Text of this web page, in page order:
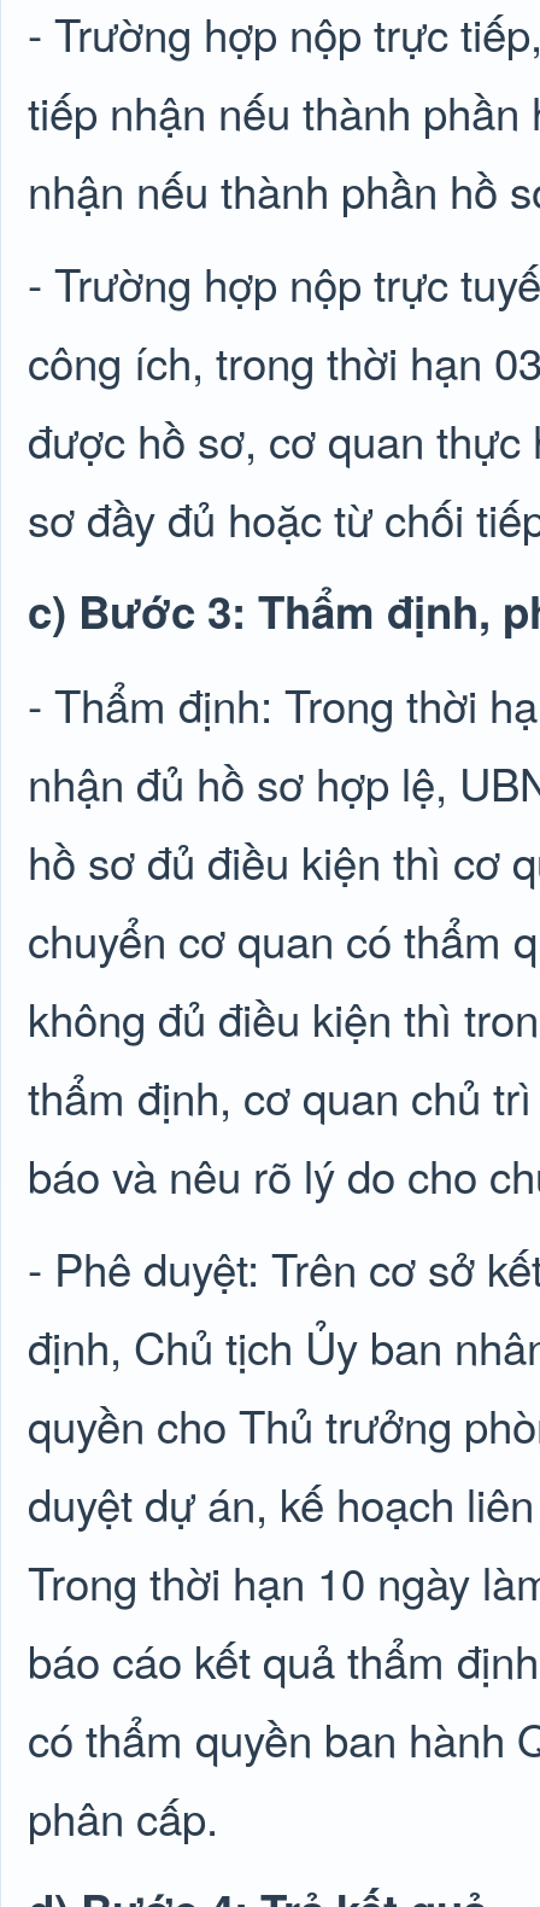
- Trường hợp nộp trực
tiếp nhận nếu thành
nhận nếu thành phần hồ
- Trường hợp nộp trực
công ích, trong thời hạn
được hồ sơ, cơ quan
sơ đầy đủ hoặc từ chối
c) Bước 3: Thẩm định,
- Thẩm định: Trong thời
nhận đủ hồ sơ hợp lệ,
hồ sơ đủ điều kiện thì cơ
chuyển cơ quan có thẩm
không đủ điều kiện thì
thẩm định, cơ quan chủ
báo và nêu rõ lý do cho
- Phê duyệt: Trên cơ sở
định, Chủ tịch Ủy ban
quyền cho Thủ trưởng
duyệt dự án, kế hoạch
Trong thời hạn 10 ngày
báo cáo kết quả thẩm
có thẩm quyền ban hành
phân cấp.